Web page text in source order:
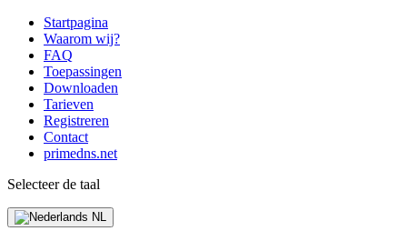
Startpagina
Waarom wij?
FAQ
Toepassingen
Downloaden
Tarieven
Registreren
Contact
primedns.net
Selecteer de taal
NL